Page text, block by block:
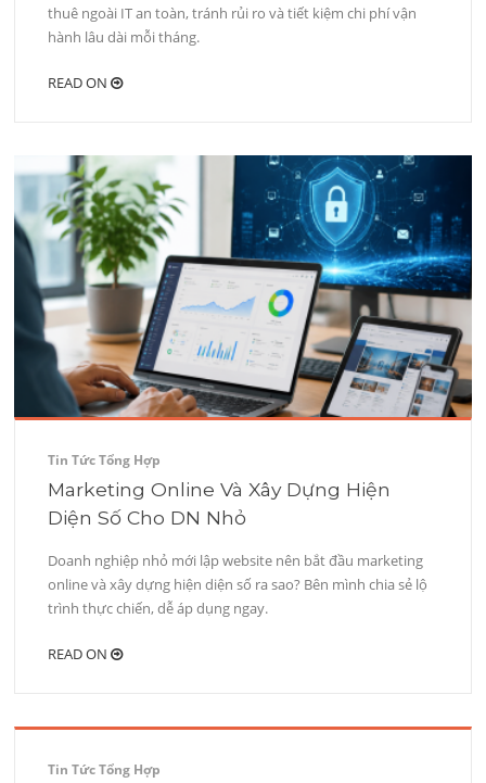
thuê ngoài IT an toàn, tránh rủi ro và tiết kiệm chi phí vận
hành lâu dài mỗi tháng.
READ ON
Tin Tức Tổng Hợp
Marketing Online Và Xây Dựng Hiện
Diện Số Cho DN Nhỏ
Doanh nghiệp nhỏ mới lập website nên bắt đầu marketing
online và xây dựng hiện diện số ra sao? Bên mình chia sẻ lộ
trình thực chiến, dễ áp dụng ngay.
READ ON
Tin Tức Tổng Hợp